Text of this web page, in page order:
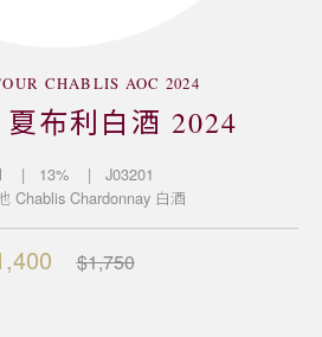
CHABLIS AOC 2024
布利白酒 2024
| 13%
| J03201
Chablis Chardonnay 白酒
$1,750